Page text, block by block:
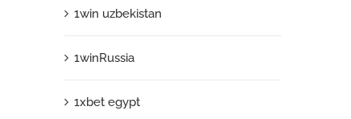
1win uzbekistan
1winRussia
1xbet egypt